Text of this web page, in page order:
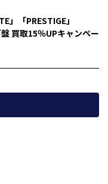
」「PRESTIGE」
盤 買取15％UPキャンペー